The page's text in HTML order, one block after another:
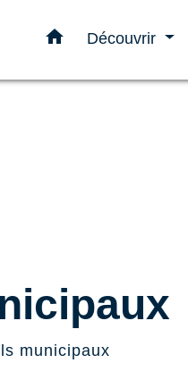
home Découvrir
municipaux